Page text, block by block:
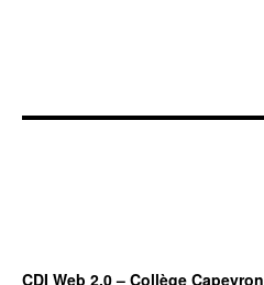
CDI Web 2.0 – Collège Capeyron